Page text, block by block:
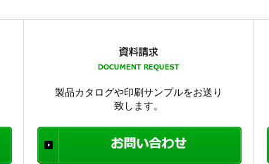
製品カタログや印刷サンプルをお送り
致します。